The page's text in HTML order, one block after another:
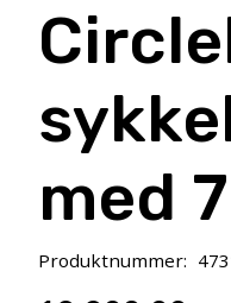
med
Produktnummer: